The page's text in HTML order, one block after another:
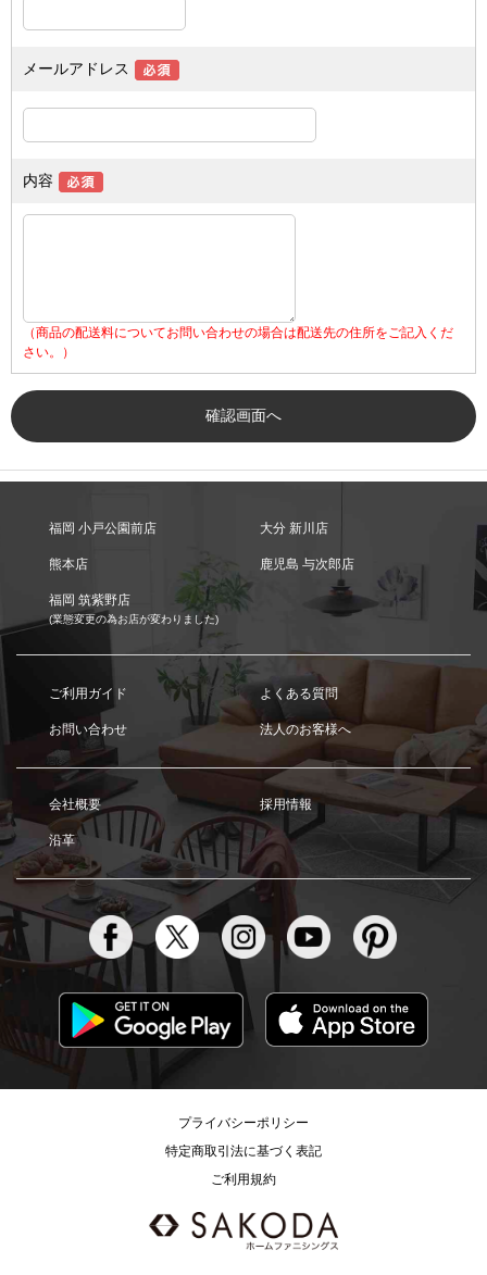
メールアドレス
内容
（商品の配送料についてお問い合わせの場合は配送先の住所をご記入くだ
さい。）
福岡 小戸公園前店 大分 新川店
熊本店 鹿児島 与次郎店
福岡 筑紫野店
(業態変更の為お店が変わりました)
ご利用ガイド よくある質問
お問い合わせ 法人のお客様へ
会社概要 採用情報
沿革
プライバシーポリシー
特定商取引法に基づく表記
ご利用規約